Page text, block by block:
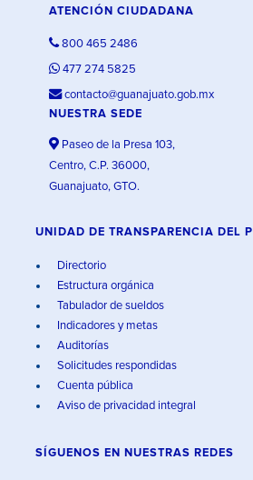
ATENCIÓN CIUDADANA
800 465 2486
477 274 5825
contacto@guanajuato.gob.mx
NUESTRA SEDE
Paseo de la Presa 103,
Centro, C.P. 36000,
Guanajuato, GTO.
UNIDAD DE TRANSPARENCIA DEL
Directorio
Estructura orgánica
Tabulador de sueldos
Indicadores y metas
Auditorías
Solicitudes respondidas
Cuenta pública
Aviso de privacidad integral
SÍGUENOS EN NUESTRAS REDES